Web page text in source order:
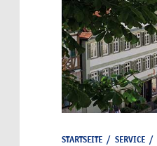
STARTSEITE / SERVICE /